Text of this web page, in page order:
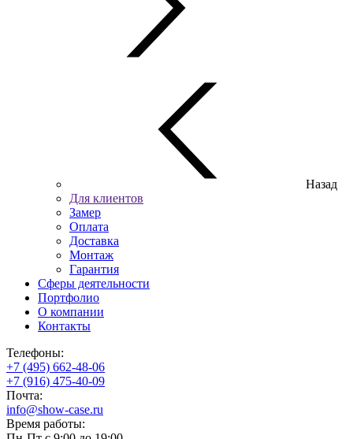
Назад
Для клиентов
Замер
Оплата
Доставка
Монтаж
Гарантия
Сферы деятельности
Портфолио
О компании
Контакты
Телефоны:
+7 (495) 662-48-06
+7 (916) 475-40-09
Почта:
info@show-case.ru
Время работы: